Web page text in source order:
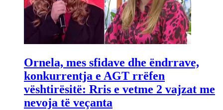
Ornela, mes sfidave dhe ëndrrave,
konkurrentja e AGT rrëfen
vështirësitë: Rris e vetme 2 vajzat me
nevoja të veçanta